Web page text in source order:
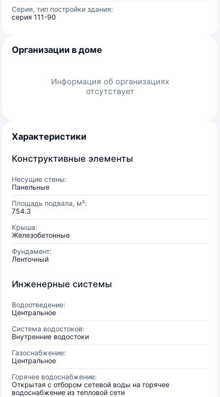
Серия, тип постройки здания:
серия 111-90
Организации в доме
Информация об организациях
отсутствует
Характеристики
Конструктивные элементы
Несущие стены:
Панельные
Площадь подвала, м²:
754.3
Крыша:
Железобетонные
Фундамент:
Ленточный
Инженерные системы
Водоотведение:
Центральное
Система водостоков:
Внутренние водостоки
Газоснабжение:
Центральное
Горячее водоснабжение:
Открытая с отбором сетевой воды на горячее
водоснабжение из тепловой сети